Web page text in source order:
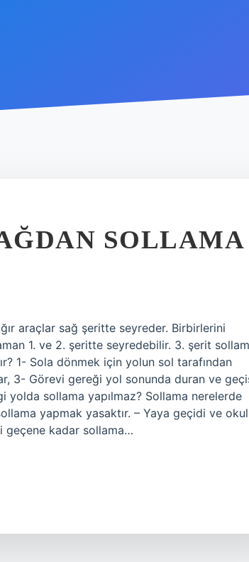
SOLLAMA
araçlar sağ şeritte seyreder. Birbirlerini
1. ve 2. şeritte seyredebilir. 3. şerit
1- Sola dönmek için yolun sol tarafından
3- Görevi gereği yol sonunda duran ve
sollama yapılmaz? Sollama nerelerde
yapmak yasaktır. – Yaya geçidi ve okul
geçene kadar sollama…